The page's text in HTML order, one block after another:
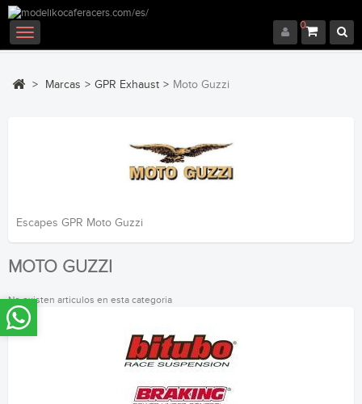
0
Navegación
Toggle
> Marcas > GPR Exhaust > Moto Guzzi
Escapes GPR Moto Guzzi
MOTO GUZZI
No existen articulos en esta categoria